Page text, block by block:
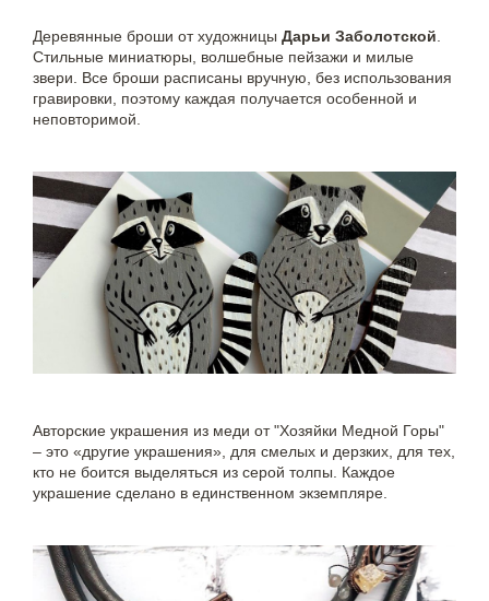
Деревянные броши от художницы Дарьи Заболотской
Cтильные миниатюры, волшебные пейзажи и милые
звери. Все броши расписаны вручную, без использования
гравировки, поэтому каждая получается особенной и
неповторимой.
Авторские украшения из меди от "Хозяйки Медной Горы"
– это «другие украшения», для смелых и дерзких, для тех,
кто не боится выделяться из серой толпы. Каждое
украшение сделано в единственном экземпляре.